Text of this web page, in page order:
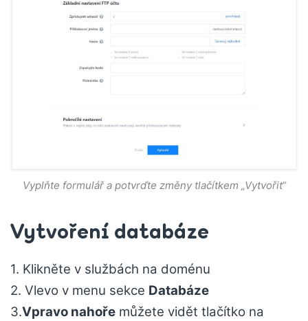
Vyplňte formulář a potvrďte změny tlačítkem „Vytvořit“
Vytvoření databáze
1. Klikněte v službách na doménu
2. Vlevo v menu sekce Databáze
3.Vpravo nahoře můžete vidět tlačítko na